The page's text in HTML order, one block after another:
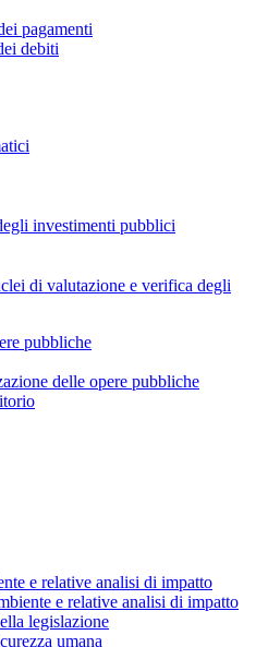
pagamenti
debiti
investimenti pubblici
di valutazione e verifica degli
pubbliche
delle opere pubbliche
e relative analisi di impatto
e relative analisi di impatto
legislazione
umana